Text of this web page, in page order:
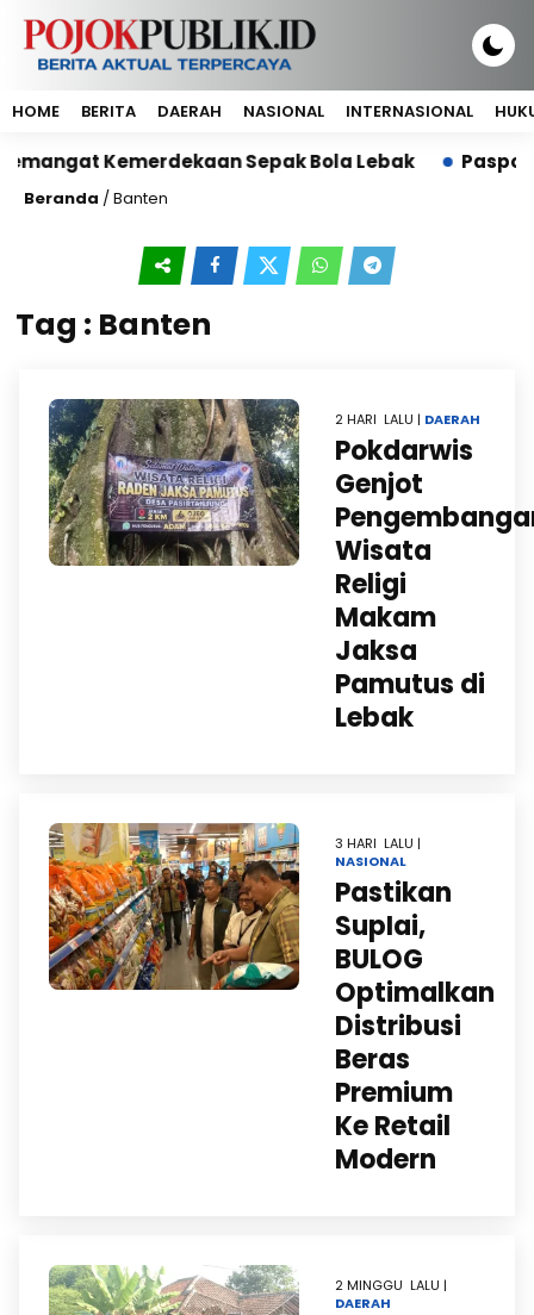
HOME BERITA DAERAH NASIONAL INTERNASIONAL
Kemerdekaan Sepak Bola Lebak Paspor Mati
Beranda /Banten
Tag : Banten
2 HARI LALU | DAERAH
Pokdarwis
Genjot
Wisata
Religi
Makam
Jaksa
Pamutus di
Lebak
3 HARI LALU |
NASIONAL
Pastikan
SupIai,
BULOG
Optimalkan
Distribusi
Beras
Premium
Ke Retail
Modern
2 MINGGU LALU |
DAERAH